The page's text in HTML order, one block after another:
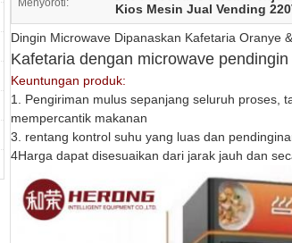
Menyoroti:
Kios Mesin Jual Vending
Dingin Microwave Dipanaskan Kafetaria Oranye
Kafetaria dengan microwave pendingin
Keuntungan produk:
1. Pengiriman mulus sepanjang seluruh proses,
mempercantik makanan
3. rentang kontrol suhu yang luas dan
4Harga dapat disesuaikan dari jarak jauh dan